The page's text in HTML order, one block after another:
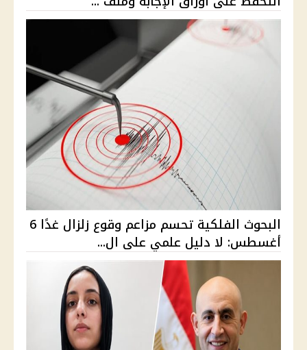
البحوث الفلكية تحسم مزاعم وقوع زلزال غدًا 6
أغسطس: لا دليل علمي على ال...